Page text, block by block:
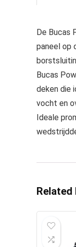
De Bucas
paneel op
Bucas
deken die
vocht en
Ideale